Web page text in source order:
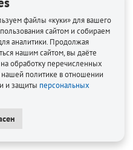
файлы «куки» для вашего
сайтом и собираем
аналитики. Продолжая
нашим сайтом, вы даёте
обработку перечисленных
политике в отношении
и защиты персональных